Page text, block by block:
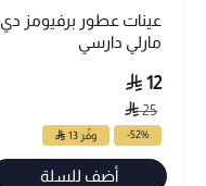
عينات عطور برفيومز دي
مارلي دارسي
12
25
-52% وفّر 13
أضف للسلة